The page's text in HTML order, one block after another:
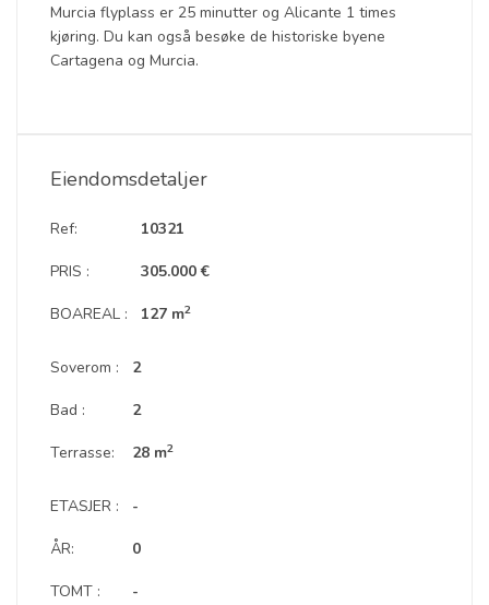
Murcia flyplass er 25 minutter og Alicante 1 times
kjøring. Du kan også besøke de historiske byene
Cartagena og Murcia.
Eiendomsdetaljer
Ref:
PRIS :
BOAREAL :
10321
305.000 €
127 m2
Soverom :
Bad :
Terrasse:
2
2
28 m2
ETASJER :
ÅR:
TOMT :
-
0
-